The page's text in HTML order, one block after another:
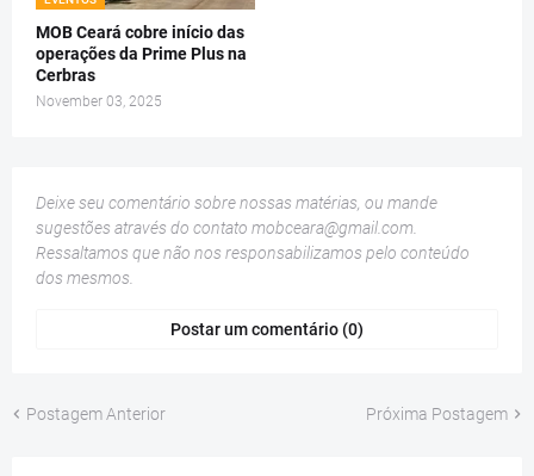
MOB Ceará cobre início das
operações da Prime Plus na
Cerbras
November 03, 2025
Deixe seu comentário sobre nossas matérias, ou mande
sugestões através do contato mobceara@gmail.com
Ressaltamos que não nos responsabilizamos pelo conteúdo
dos mesmos.
Postar um comentário (0)
Postagem Anterior Próxima Postagem